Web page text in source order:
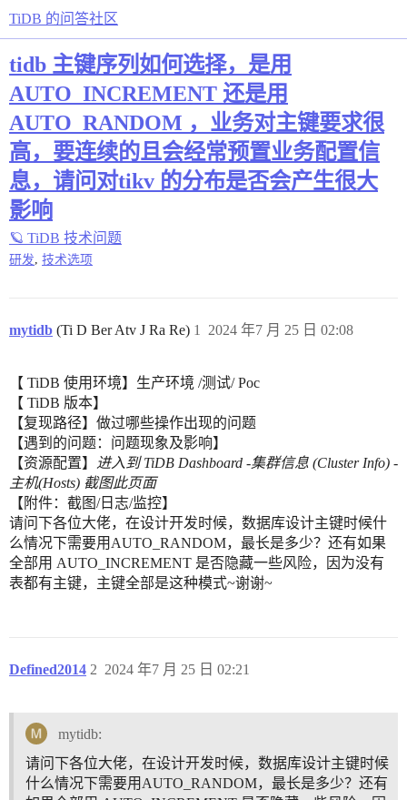
TiDB 的问答社区
tidb 主键序列如何选择，是用
AUTO_INCREMENT 还是用
AUTO_RANDOM ，业务对主键要求很
高，要连续的且会经常预置业务配置信
息，请问对tikv 的分布是否会产生很大
影响
🪐 TiDB 技术问题
研发 技术选项
mytidb (Ti D Ber Atv J Ra Re) 2024 年7 月 25 日 02:08
1
【 TiDB 使用环境】生产环境 /测试/ Poc
【 TiDB 版本】
【复现路径】做过哪些操作出现的问题
【遇到的问题：问题现象及影响】
【资源配置】
进入到 TiDB Dashboard -集群信息 (Cluster Info) -
主机(Hosts) 截图此页面
【附件：截图/日志/监控】
请问下各位大佬，在设计开发时候，数据库设计主键时候什
么情况下需要用AUTO_RANDOM，最长是多少？还有如果
全部用 AUTO_INCREMENT 是否隐藏一些风险，因为没有
表都有主键，主键全部是这种模式~谢谢~
Defined2014 2024 年7 月 25 日 02:21
2
mytidb:
请问下各位大佬，在设计开发时候，数据库设计主键时候
什么情况下需要用AUTO_RANDOM，最长是多少？还有